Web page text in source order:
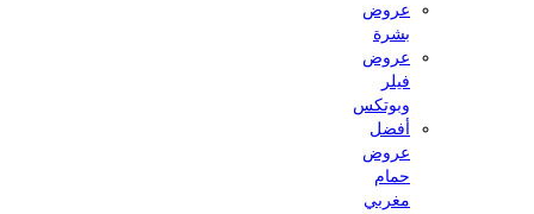
عروض
بشرة
عروض
وبوتكس
أفضل
عروض
حمام
مغربي